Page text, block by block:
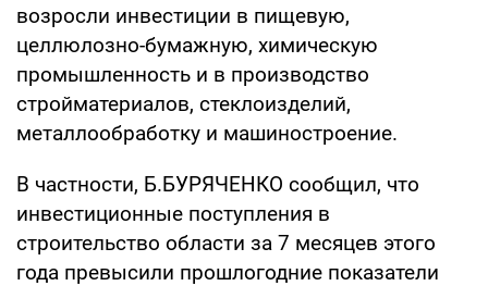
возросли инвестиции в пищевую,
целлюлозно-бумажную, химическую
промышленность и в производство
стройматериалов, стеклоизделий,
металлообработку и машиностроение.
В частности, Б.БУРЯЧЕНКО сообщил, что
инвестиционные поступления в
строительство области за 7 месяцев этого
года превысили прошлогодние показатели